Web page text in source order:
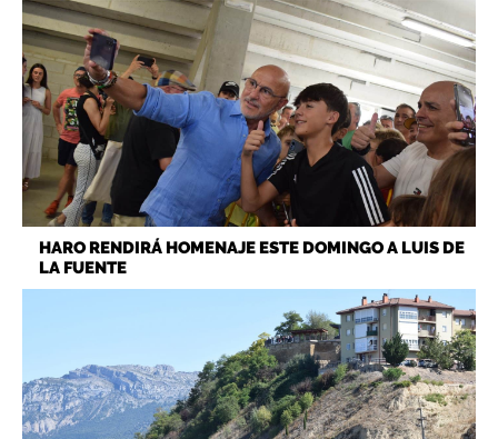
HARO RENDIRÁ HOMENAJE ESTE DOMINGO A LUIS DE
LA FUENTE